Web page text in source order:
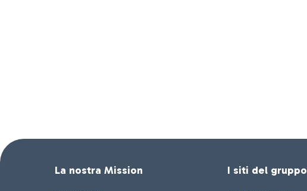
La nostra Mission I siti del gruppo